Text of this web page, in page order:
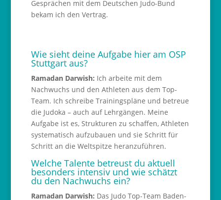
Gesprächen mit dem Deutschen Judo-Bund
bekam ich den Vertrag.
Wie sieht deine Aufgabe hier am OSP
Stuttgart aus?
Ramadan Darwish: Ich arbeite mit dem
Nachwuchs und den Athleten aus dem Top-
Team. Ich schreibe Trainingspläne und betreue
die Judoka – auch auf Lehrgängen. Meine
Aufgabe ist es, Strukturen zu schaffen, Athleten
systematisch aufzubauen und sie Schritt für
Schritt an die Weltspitze heranzuführen.
Welche Talente betreust du aktuell
besonders intensiv und wie schätzt
du den Nachwuchs ein?
Ramadan Darwish: Das Judo Top-Team Baden-